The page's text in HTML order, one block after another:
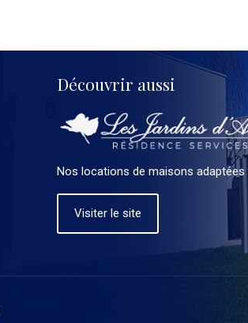
Découvrir aussi
Nos locations de maisons
Visiter le site